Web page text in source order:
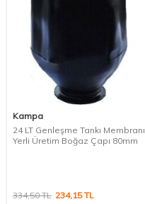
Kampa
24 LT Genleşme Tankı Membranı
Yerli Üretim Boğaz Çapı 80mm
334,50TL 234,15TL